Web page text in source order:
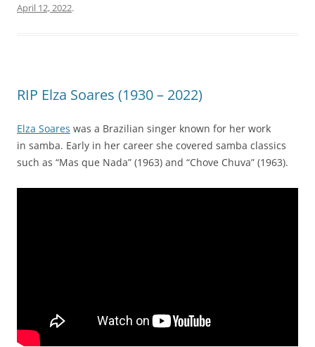
April 12, 2022.
RIP Elza Soares (1930 – 2022)
Elza Soares was a Brazilian singer known for her work
in samba. Early in her career she covered samba classics
such as “Mas que Nada” (1963) and “Chove Chuva” (1963).